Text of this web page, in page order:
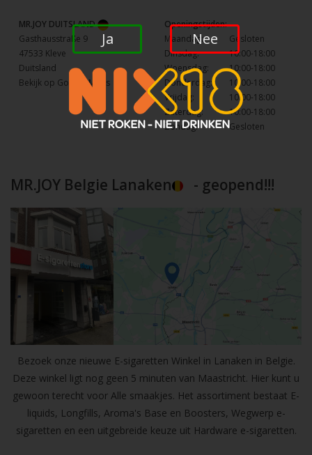
MR.JOY DUITSLAND
Gasthausstraße 9
47533 Kleve
Duitsland
Bekijk op Google Maps
Openingstijden:
Maandag:
Gesloten
Dinsdag:
10:00-18:00
Woensdag:
10:00-18:00
Donderdag:
10:00-18:00
Vrijdag:
10:00-18:00
Zaterdag:
10:00-18:00
Zondag:
Gesloten
MR.JOY Belgie Lanaken - geopend!!!
Bezoek onze nieuwe E-sigaretten Winkel in Lanaken in Belgie.
Deze winkel ligt nog geen 5 minuten van Maastricht. Hier kunt u
gewoon terecht voor Alle smaakjes. Het assortiment bestaat E-
liquids, Longfills, Aroma's Base en Boosters, Wegwerp e-
sigaretten en een uitgebreide keuze uit Hardware e-sigaretten.
Ja Nee